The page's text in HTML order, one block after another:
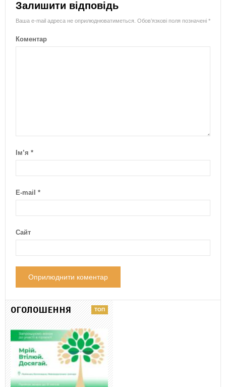
Залишити відповідь
Ваша e-mail адреса не оприлюднюватиметься. Обов’язкові поля позначені *
Коментар
Ім’я *
E-mail *
Сайт
ОГОЛОШЕННЯ